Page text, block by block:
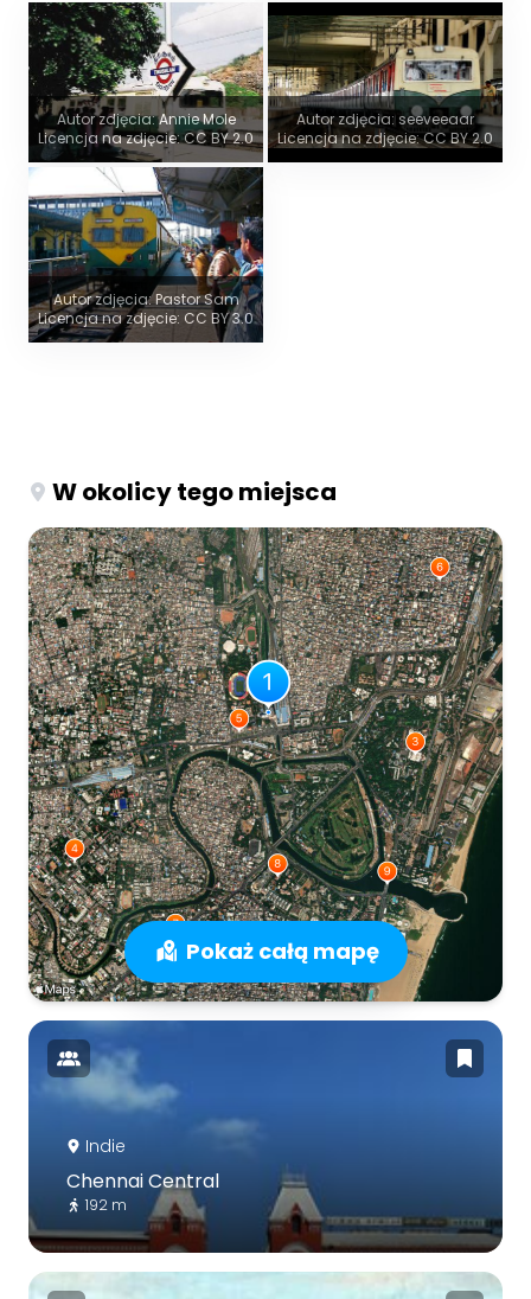
Autor zdjęcia: Annie Mole
Licencja na zdjęcie: CC BY 2.0
Autor zdjęcia: seeveeaar
Licencja na zdjęcie: CC BY 2.0
Autor zdjęcia: Pastor Sam
Licencja na zdjęcie: CC BY 3.0
W okolicy tego miejsca
Pokaż całą mapę
Indie
Chennai Central
192 m